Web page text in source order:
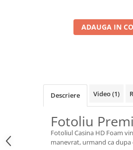
ADAUGA IN
Descriere Video(1)
Fotoliu
Fotoliul Casina HD Foam
manevrat, urmand ca